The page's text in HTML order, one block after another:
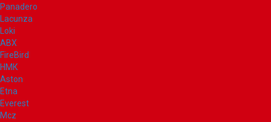
Panadero
Lacunza
Loki
ABX
FireBird
НМК
Aston
Etna
Everest
Mcz